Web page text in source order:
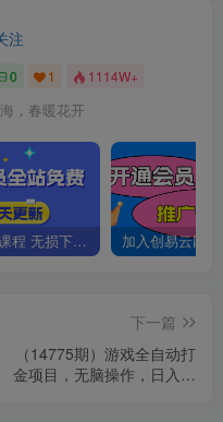
注
0 1 1114W+
，春暖花开
全网VIP课程 无损下载~
下一篇
（14775期）游戏全自动打
金项目，无脑操作，日入千